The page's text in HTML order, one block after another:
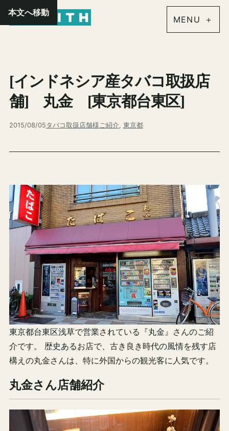
本文へ移動
[インドネシア産タバコ取扱店
舗] 丸金 [東京都台東区]
2015/08/05 タバコ取扱店舗様ご紹介, 東京都
東京都台東区浅草で営業されている『丸金』さんのご紹
介です。 歴史あるお店で、古き良き時代の風情を残す店
構えの丸金さんは、特に外国からの観光客に人気です。
丸金さん店舗紹介